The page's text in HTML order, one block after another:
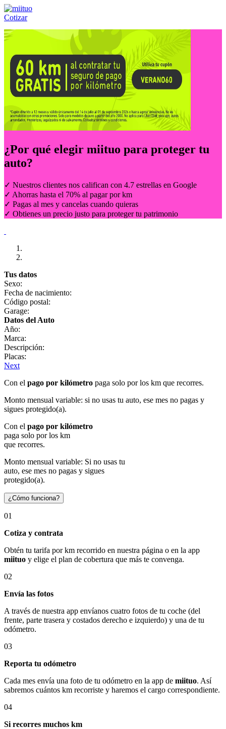
Cotizar
Llámanos al:(55) 84-21-05-00 ó
¿Por qué elegir miituo para proteger tu
auto?
✓ Nuestros clientes nos califican con 4.7 estrellas en Google
✓ Ahorras hasta el 70% al pagar por km
✓ Pagas al mes y cancelas cuando quieras
✓ Obtienes un precio justo para proteger tu patrimonio
Tus datos
Sexo:
Fecha de nacimiento:
Código postal:
Garage:
Datos del Auto
Año:
Marca:
Descripción:
Placas:
Next
Con el pago por kilómetro paga solo por los km que recorres.
Monto mensual variable: si no usas tu auto, ese mes no pagas y
sigues protegido(a).
Con el pago por kilómetro
paga solo por los km
que recorres.
Monto mensual variable: Si no usas tu
auto, ese mes no pagas y sigues
protegido(a).
¿Cómo funciona?
01
Cotiza y contrata
Obtén tu tarifa por km recorrido en nuestra página o en la app
miituo y elige el plan de cobertura que más te convenga.
02
Envía las fotos
A través de nuestra app envíanos cuatro fotos de tu coche (del
frente, parte trasera y costados derecho e izquierdo) y una de tu
odómetro.
03
Reporta tu odómetro
Cada mes envía una foto de tu odómetro en la app de miituo. Así
sabremos cuántos km recorriste y haremos el cargo correspondiente.
04
Si recorres muchos km